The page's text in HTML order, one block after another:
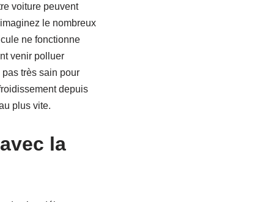
voiture peuvent
le nombreux
ne fonctionne
venir polluer
pas très sain pour
depuis
plus vite.
la